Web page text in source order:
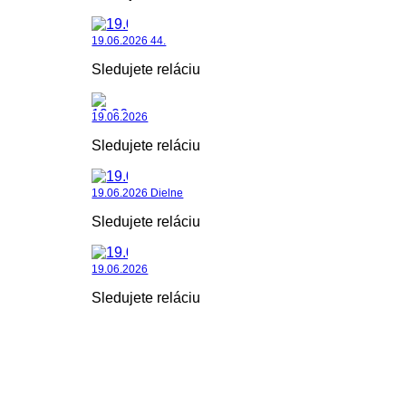
19.06.2026 44.
Sledujete reláciu
19.06.2026
Sledujete reláciu
19.06.2026 Dielne
Sledujete reláciu
19.06.2026
Sledujete reláciu